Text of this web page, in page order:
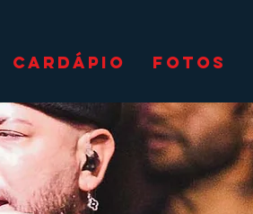
CARDÁPIO FOTOS